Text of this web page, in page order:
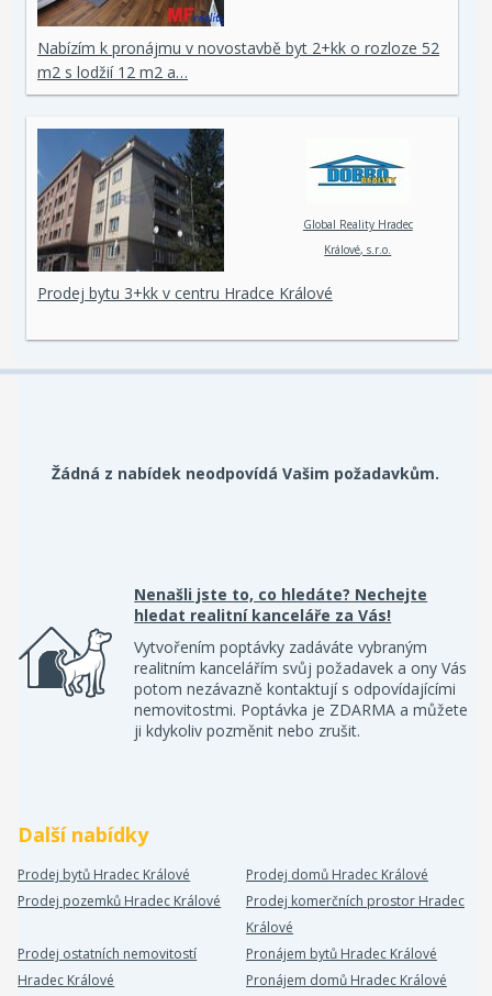
Nabízím k pronájmu v novostavbě byt 2+kk o rozloze 52
m2 s lodžií 12 m2 a…
Global Reality Hradec
Králové, s.r.o.
Prodej bytu 3+kk v centru Hradce Králové
Žádná z nabídek neodpovídá Vašim požadavkům.
Nenašli jste to, co hledáte? Nechejte
hledat realitní kanceláře za Vás!
Vytvořením poptávky zadáváte vybraným
realitním kancelářím svůj požadavek a ony Vás
potom nezávazně kontaktují s odpovídajícími
nemovitostmi. Poptávka je ZDARMA a můžete
ji kdykoliv pozměnit nebo zrušit.
Další nabídky
Prodej bytů Hradec Králové
Prodej domů Hradec Králové
Prodej pozemků Hradec Králové
Prodej komerčních prostor Hradec
Králové
Prodej ostatních nemovitostí
Hradec Králové
Pronájem bytů Hradec Králové
Pronájem domů Hradec Králové